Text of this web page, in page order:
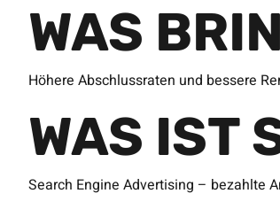
WAS
Höhere Abschlussraten und bessere
WAS IST
Search Engine Advertising – bezahlte